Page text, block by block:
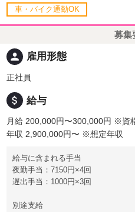
車・バイク通勤OK
募集
person 雇用形態
正社員
attach_money 給与
月給 200,000円〜300,000円 ※資
年収 2,900,000円〜 ※想定年収
給与に含まれる手当
夜勤手当：7150円×4回
遅出手当：1000円×3回
別途支給